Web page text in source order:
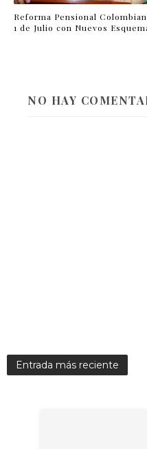
Reforma Pensional
1 de Julio con Nuevos
NO HAY
Entrada más reciente